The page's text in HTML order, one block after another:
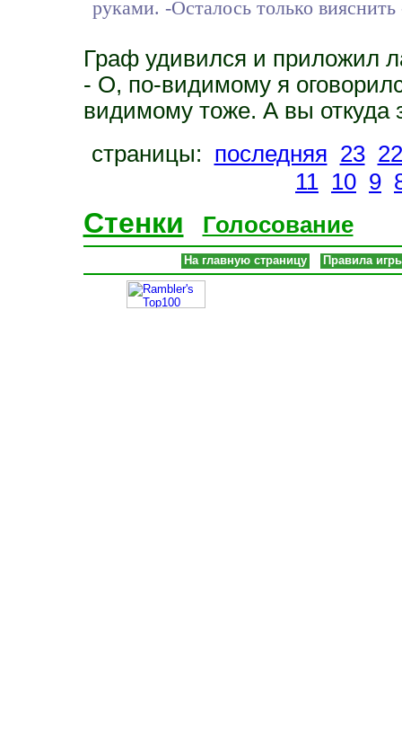
руками. -Осталось только
Граф удивился и приложил
- О, по-видимому я
видимому тоже. А вы откуда
страницы: последняя 23 22
11
10 9
Стенки Голосование
На главную страницу Правила